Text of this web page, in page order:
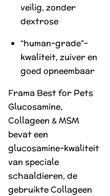
veilig, zonder
dextrose
“human-grade”-
kwaliteit, zuiver en
goed opneembaar
Frama Best for Pets
Glucosamine,
Collageen & MSM
bevat een
glucosamine-kwaliteit
van speciale
schaaldieren, de
gebruikte Collageen